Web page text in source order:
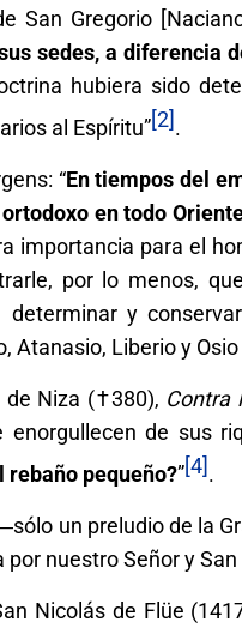
San Gregorio
sedes, a diferencia
hubiera sido
al Espíritu”[2].
“En tiempos del
en todo
importancia para el
por lo menos,
determinar y
Atanasio, Liberio y
de Niza (†380), Contra
enorgullecen de sus
rebaño pequeño?”[4].
un preludio de la
nuestro Señor y San
Nicolás de Flüe